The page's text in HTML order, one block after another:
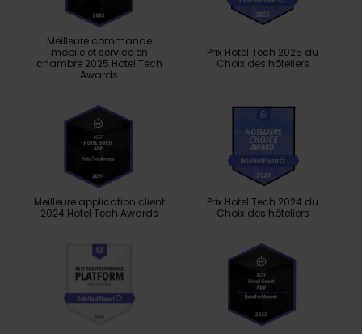
Meilleure commande
mobile et service en
chambre 2025 Hotel Tech
Awards
Prix ​​Hotel Tech 2025 du
Choix des hôteliers
Meilleure application client
2024 Hotel Tech Awards
Prix ​​Hotel Tech 2024 du
Choix des hôteliers